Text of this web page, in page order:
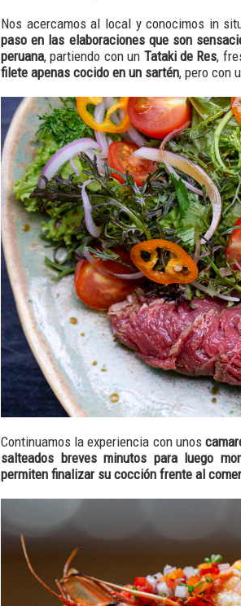
Nos acercamos al local y conocimos in
paso en las elaboraciones que son
peruana, partiendo con un Tataki de Res,
filete apenas cocido en un sartén, pero con
Continuamos la experiencia con unos
salteados breves minutos para luego
permiten finalizar su cocción frente al